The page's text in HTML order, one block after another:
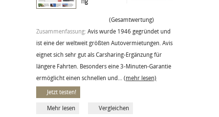
(Gesamtwertung)
Zusammenfassung: Avis wurde 1946 gegründet und
ist eine der weltweit größten Autovermietungen. Avis
eignet sich sehr gut als Carsharing-Ergänzung für
längere Fahrten. Besonders eine 3-Minuten-Garantie
ermöglicht einen schnellen und... (mehr lesen)
Jetzt testen!
Mehr lesen Vergleichen